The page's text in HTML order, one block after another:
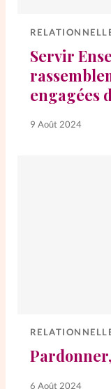
La
Mon compte
Servir
engagées
9 Août 2024
6 Août 2024